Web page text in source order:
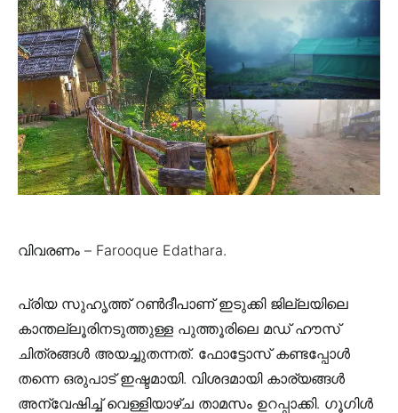
വിവരണം – Farooque Edathara.
പ്രിയ സുഹൃത്ത് റണ്‍ദീപാണ് ഇടുക്കി ജില്ലയിലെ
കാന്തല്ലൂരിനടുത്തുള്ള പുത്തൂരിലെ മഡ് ഹൗസ്
ചിത്രങ്ങള്‍ അയച്ചുതന്നത്. ഫോട്ടോസ് കണ്ടപ്പോള്‍
തന്നെ ഒരുപാട് ഇഷ്ടമായി. വിശദമായി കാര്യങ്ങള്‍
അന്വേഷിച്ച് വെള്ളിയാഴ്ച താമസം ഉറപ്പാക്കി. ഗൂഗിള്‍